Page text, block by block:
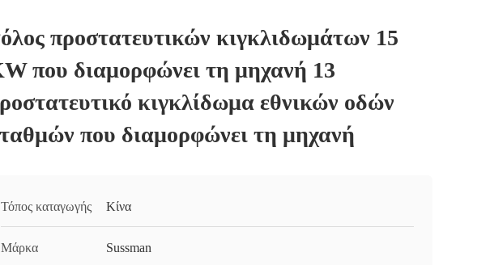
προστατευτικών κιγκλιδωμάτων 15
που διαμορφώνει τη μηχανή 13
κιγκλίδωμα εθνικών οδών
που διαμορφώνει τη μηχανή
Τόπος καταγωγής Κίνα
Μάρκα Sussman